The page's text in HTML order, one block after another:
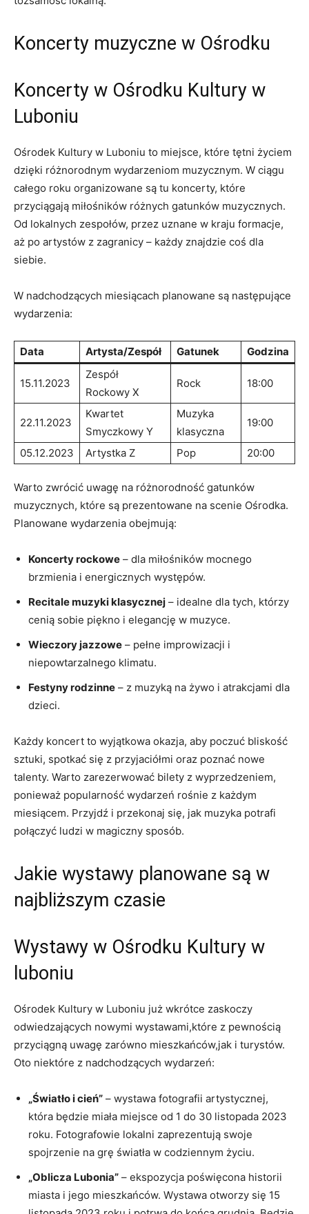
Koncerty muzyczne w Ośrodku
Koncerty w Ośrodku Kultury w
Luboniu
Ośrodek Kultury w Luboniu to miejsce, które tętni życiem
dzięki różnorodnym wydarzeniom muzycznym. W ciągu
całego roku organizowane są tu koncerty, które
przyciągają miłośników różnych gatunków muzycznych.
Od lokalnych zespołów, przez uznane w kraju formacje,
aż po artystów z zagranicy – każdy znajdzie coś dla
siebie.
W nadchodzących miesiącach planowane są następujące
wydarzenia:
Data Artysta/Zespół Gatunek Godzina
15.11.2023
Zespół
Rockowy X
Rock 18:00
22.11.2023
Kwartet
Smyczkowy Y
Muzyka
klasyczna
19:00
05.12.2023 Artystka Z Pop 20:00
Warto zwrócić uwagę na różnorodność gatunków
muzycznych, które są prezentowane na scenie Ośrodka.
Planowane wydarzenia obejmują:
Koncerty rockowe – dla miłośników mocnego
brzmienia i energicznych występów.
Recitale muzyki klasycznej – idealne dla tych, którzy
cenią sobie piękno i elegancję w muzyce.
Wieczory jazzowe – pełne improwizacji i
niepowtarzalnego klimatu.
Festyny rodzinne – z muzyką na żywo i atrakcjami dla
dzieci.
Każdy koncert to wyjątkowa okazja, aby poczuć bliskość
sztuki, spotkać się z przyjaciółmi oraz poznać nowe
talenty. Warto zarezerwować bilety z wyprzedzeniem,
ponieważ popularność wydarzeń rośnie z każdym
miesiącem. Przyjdź i przekonaj się, jak muzyka potrafi
połączyć ludzi w magiczny sposób.
Jakie wystawy planowane są w
najbliższym czasie
Wystawy w Ośrodku Kultury w
luboniu
Ośrodek Kultury w Luboniu już wkrótce zaskoczy
odwiedzających nowymi wystawami,które z pewnością
przyciągną uwagę zarówno mieszkańców,jak i turystów.
Oto niektóre z nadchodzących wydarzeń:
„Światło i cień” – wystawa fotografii artystycznej,
która będzie miała miejsce od 1 do 30 listopada 2023
roku. Fotografowie lokalni zaprezentują swoje
spojrzenie na grę światła w codziennym życiu.
„Oblicza Lubonia” – ekspozycja poświęcona historii
miasta i jego mieszkańców. Wystawa otworzy się 15